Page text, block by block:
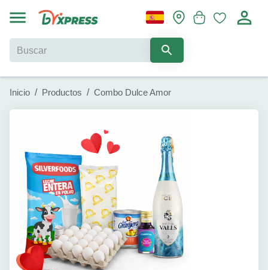
Inicio / Productos / Combo Dulce Amor